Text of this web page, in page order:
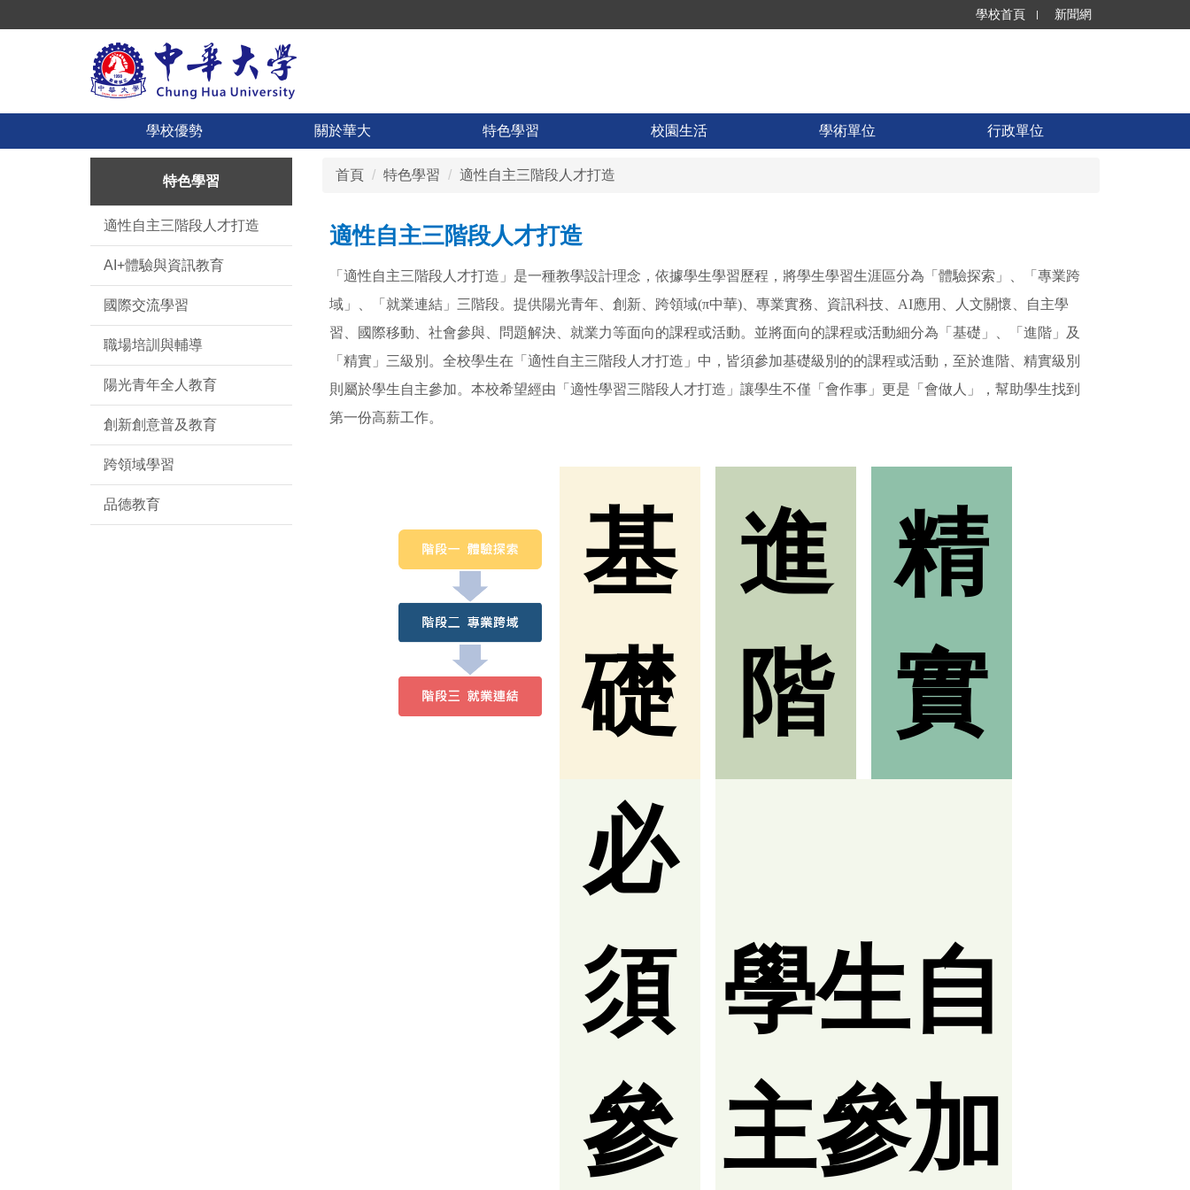
學校首頁 新聞網
學校優勢 關於華大 特色學習 校園生活 學術單位 行政單位
特色學習
適性自主三階段人才打造
AI+體驗與資訊教育
國際交流學習
職場培訓與輔導
陽光青年全人教育
創新創意普及教育
跨領域學習
品德教育
首頁 特色學習 適性自主三階段人才打造
適性自主三階段人才打造
「適性自主三階段人才打造」是一種教學設計理念，依據學生學習歷程，將學生學習生涯區分為「體驗探索」、「專業跨
域」、「就業連結」三階段。提供陽光青年、創新、跨領域(π中華)、專業實務、資訊科技、AI應用、人文關懷、自主學
習、國際移動、社會參與、問題解決、就業力等面向的課程或活動。並將面向的課程或活動細分為「基礎」、「進階」及
「精實」三級別。全校學生在「適性自主三階段人才打造」中，皆須參加基礎級別的的課程或活動，至於進階、精實級別
則屬於學生自主參加。本校希望經由「適性學習三階段人才打造」讓學生不僅「會作事」更是「會做人」，幫助學生找到
第一份高薪工作。
基
礎
進
階
精
實
必
須
參
學生自
主參加